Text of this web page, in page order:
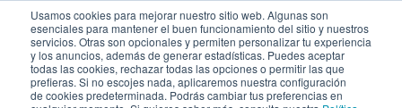
Usamos cookies para mejorar nuestro sitio web. Algunas son
esenciales para mantener el buen funcionamiento del sitio y nuestros
servicios. Otras son opcionales y permiten personalizar tu experiencia
y los anuncios, además de generar estadísticas. Puedes aceptar
todas las cookies, rechazar todas las opciones o permitir las que
prefieras. Si no escojes nada, aplicaremos nuestra configuración
de cookies predeterminada. Podrás cambiar tus preferencias en
Rent a Car
¿Quiénes Somos?